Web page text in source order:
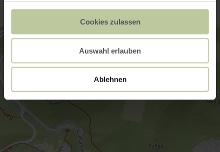
Cookies zulassen
Auswahl erlauben
Ablehnen